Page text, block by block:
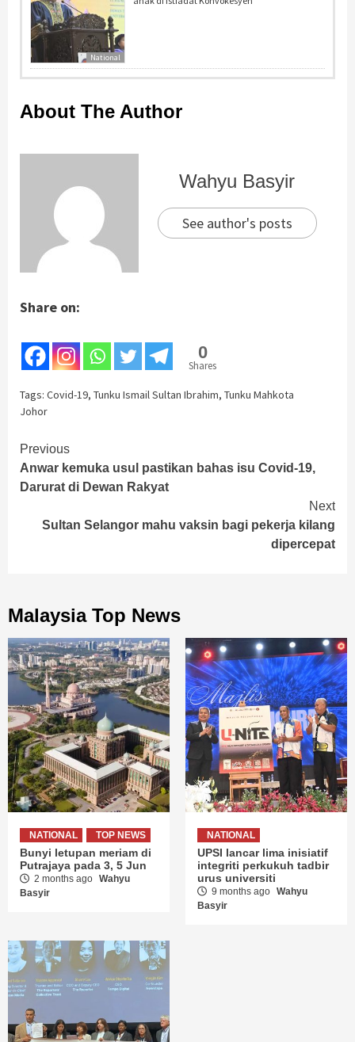
National
About The Author
Wahyu Basyir
See author's posts
Share on:
0
Shares
Tags: Covid-19, Tunku Ismail Sultan Ibrahim, Tunku Mahkota
Johor
Continue
Reading
Previous
Anwar kemuka usul pastikan bahas isu Covid-19,
Darurat di Dewan Rakyat
Next
Sultan Selangor mahu vaksin bagi pekerja kilang
dipercepat
Malaysia Top News
NATIONAL TOP NEWS
Bunyi letupan meriam di
Putrajaya pada 3, 5 Jun
2 months ago Wahyu
Basyir
NATIONAL
UPSI lancar lima inisiatif
integriti perkukuh tadbir
urus universiti
9 months ago Wahyu
Basyir